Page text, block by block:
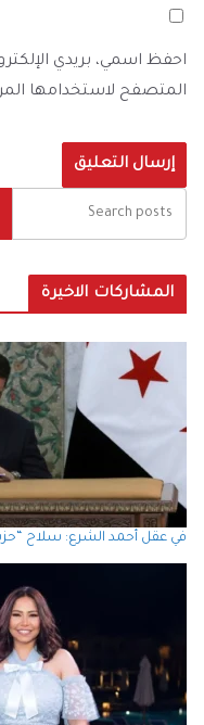
احفظ اسمي، بريدي
المتصفح لاستخدامها
المشاركات الاخيرة
في عقل أحمد الشرع: سلاح